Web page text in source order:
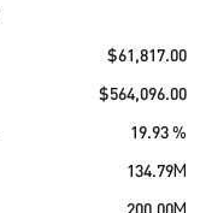
$61,817.00
$564,096.00
19.93 %
134.79M
200.00M